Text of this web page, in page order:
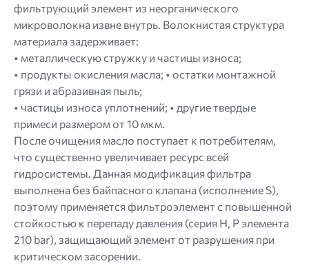
фильтрующий элемент из неорганического
микроволокна извне внутрь. Волокнистая структура
материала задерживает:
• металлическую стружку и частицы износа;
• продукты окисления масла; • остатки монтажной
грязи и абразивная пыль;
• частицы износа уплотнений; • другие твердые
примеси размером от 10 мкм.
После очищения масло поступает к потребителям,
что существенно увеличивает ресурс всей
гидросистемы. Данная модификация фильтра
выполнена без байпасного клапана (исполнение S),
поэтому применяется фильтроэлемент с повышенной
стойкостью к перепаду давления (серия H, P элемента
210 bar), защищающий элемент от разрушения при
критическом засорении.